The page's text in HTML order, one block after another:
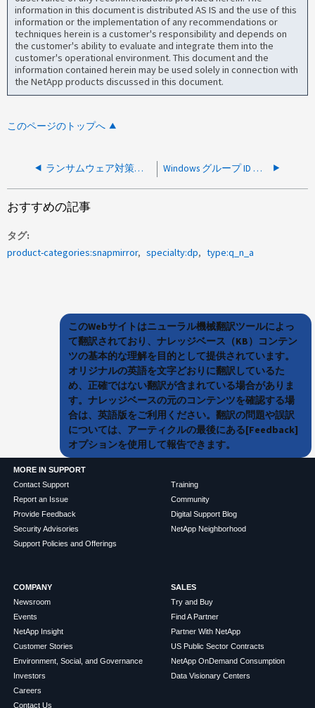
information in this document is distributed AS IS and the use of this
information or the implementation of any recommendations or
techniques herein is a customer's responsibility and depends on
the customer's ability to evaluate and integrate them into the
customer's operational environment. This document and the
information contained herein may be used solely in connection with
the NetApp products discussed in this document.
このページのトップへ
ランサムウェア対策スナップショットはアプリケーションと整合性がありますか？ Windows グループ ID に基づいたクォータはサポートされていますか。
おすすめの記事
タグ
product-categories:snapmirror
specialty:dp type:q_n_a
このWebサイトはニューラル機械翻訳ツールによっ
て翻訳されており、ナレッジベース（KB）コンテン
ツの基本的な理解を目的として提供されています。
オリジナルの英語を文字どおりに翻訳しているた
め、正確ではない翻訳が含まれている場合がありま
す。ナレッジベースの元のコンテンツを確認する場
合は、英語版をご利用ください。翻訳の問題や誤訳
については、アーティクルの最後にある[Feedback]
オプションを使用して報告できます。
MORE IN SUPPORT
Contact Support
Report an Issue
Provide Feedback
Security Advisories
Support Policies and Offerings
Training
Community
Digital Support Blog
NetApp Neighborhood
COMPANY
Newsroom
Events
NetApp Insight
Customer Stories
Environment, Social, and Governance
Investors
Careers
Contact Us
SALES
Try and Buy
Find A Partner
Partner With NetApp
US Public Sector Contracts
NetApp OnDemand Consumption
Data Visionary Centers